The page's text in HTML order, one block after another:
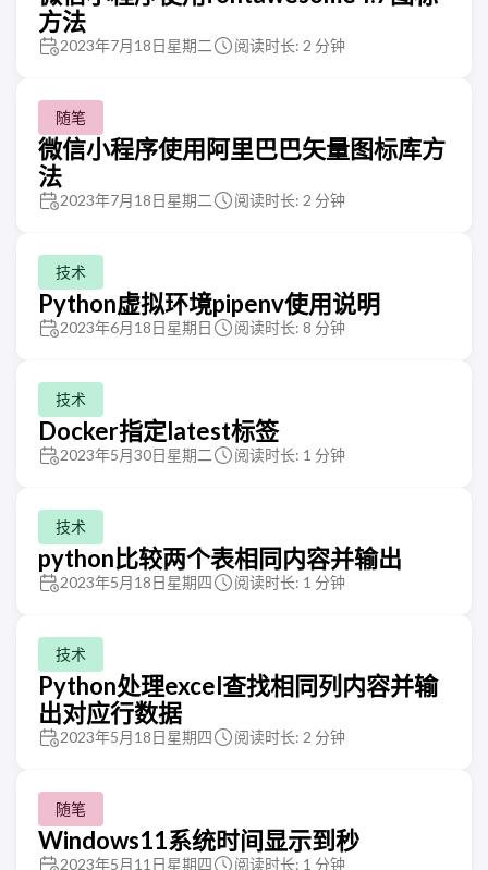
方法
2023年7月18日星期二 阅读时长: 2 分钟
随笔
微信小程序使用阿里巴巴矢量图标库方
法
2023年7月18日星期二 阅读时长: 2 分钟
技术
Python虚拟环境pipenv使用说明
2023年6月18日星期日 阅读时长: 8 分钟
技术
Docker指定latest标签
2023年5月30日星期二 阅读时长: 1 分钟
技术
python比较两个表相同内容并输出
2023年5月18日星期四 阅读时长: 1 分钟
技术
Python处理excel查找相同列内容并输
出对应行数据
2023年5月18日星期四 阅读时长: 2 分钟
随笔
Windows11系统时间显示到秒
2023年5月11日星期四 阅读时长: 1 分钟